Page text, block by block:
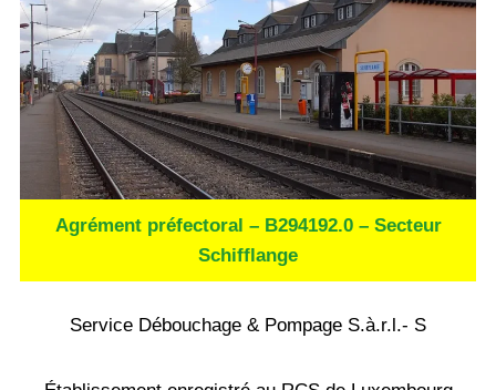
Agrément préfectoral – B294192.0 – Secteur
Schifflange
Service Débouchage & Pompage S.à.r.l.- S